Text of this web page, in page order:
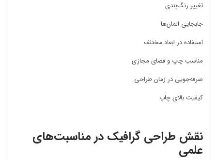
تغییر رنگ‌بندی
جابجایی المان‌ها
استفاده در ابعاد مختلف
مناسب چاپ و فضای مجازی
صرفه‌جویی در زمان طراحی
کیفیت بالای چاپ
نقش طراحی گرافیک در مناسبت‌های
علمی